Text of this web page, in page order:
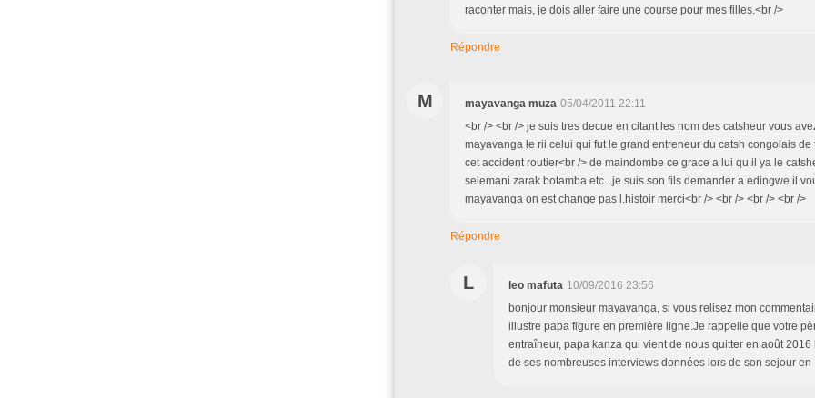
raconter mais, je dois aller faire une course pour mes filles.<br />
Répondre
M mayavanga muza 05/04/2011 22:11
<br /> <br /> je suis tres decue en citant les nom des catsheur vous
mayavanga le rii celui qui fut le grand entreneur du catsh congolais de
cet accident routier<br /> de maindombe ce grace a lui qu.il ya le
selemani zarak botamba etc...je suis son fils demander a edingwe il
mayavanga on est change pas l.histoir merci<br /> <br /> <br /> <br />
Répondre
L leo mafuta 10/09/2016 23:56
bonjour monsieur mayavanga, si vous relisez mon
illustre papa figure en première ligne.Je rappelle que votre
entraîneur, papa kanza qui vient de nous quitter en août
de ses nombreuses interviews données lors de son sejour